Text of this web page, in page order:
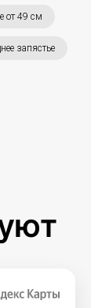
от 49 см
запястье